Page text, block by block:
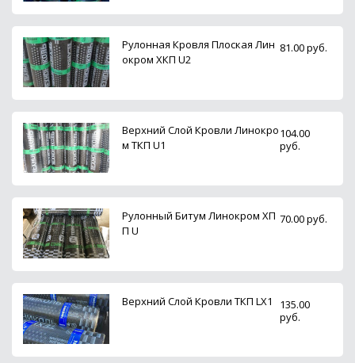
Рулонная Кровля Плоская Лин
окром ХКП U2
81.00 руб.
Верхний Слой Кровли Линокро
м ТКП U1
104.00
руб.
Рулонный Битум Линокром ХП
П U
70.00 руб.
Верхний Слой Кровли ТКП LX1
135.00
руб.